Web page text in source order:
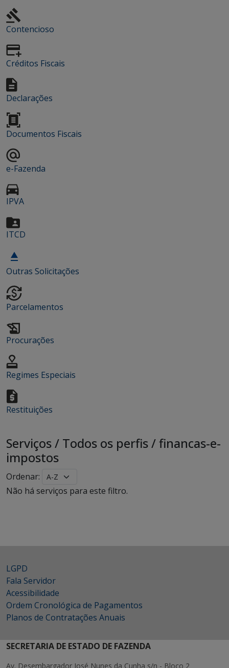
Contencioso
Créditos Fiscais
Declarações
Documentos Fiscais
e-Fazenda
IPVA
ITCD
Outras Solicitações
Parcelamentos
Procurações
Regimes Especiais
Restituições
Serviços/ Todos os perfis/financas-e-
impostos
Ordenar:
Não há serviços para este filtro.
LGPD
Fala Servidor
Acessibilidade
Ordem Cronológica de Pagamentos
Planos de Contratações Anuais
SECRETARIA DE ESTADO DE FAZENDA
Av. Desembargador José Nunes da Cunha s/n - Bloco 2